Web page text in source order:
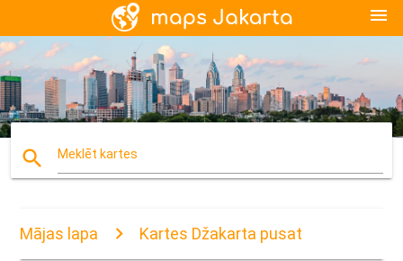
menu
search Meklēt kartes
Mājas lapa Kartes Džakarta pusat